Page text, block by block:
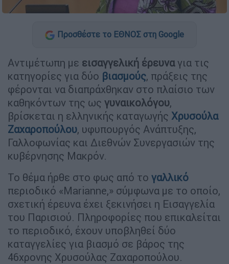
Προσθέστε το ΕΘΝΟΣ στη Google
Αντιμέτωπη με εισαγγελική έρευναγια τις
κατηγορίες για δύο βιασμούς, πράξεις της
φέρονται να διαπράχθηκαν στο πλαίσιο των
καθηκόντων της ως γυναικολόγου,
βρίσκεται η ελληνικής καταγωγής Χρυσούλα
Ζαχαροπούλου, υφυπουργός Ανάπτυξης,
Γαλλοφωνίας και Διεθνών Συνεργασιών της
κυβέρνησης Μακρόν.
Το θέμα ήρθε στο φως από το γαλλικό
περιοδικό «Marianne,» σύμφωνα με το οποίο,
σχετική έρευνα έχει ξεκινήσει η Εισαγγελία
του Παρισιού. Πληροφορίες που επικαλείται
το περιοδικό, έχουν υποβληθεί δύο
καταγγελίες για βιασμό σε βάρος της
46χρονης Χρυσούλας Ζαχαροπούλου.